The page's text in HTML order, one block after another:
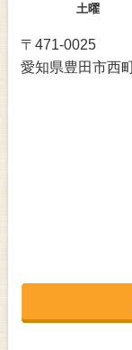
土曜
〒471-0025
愛知県豊田市西